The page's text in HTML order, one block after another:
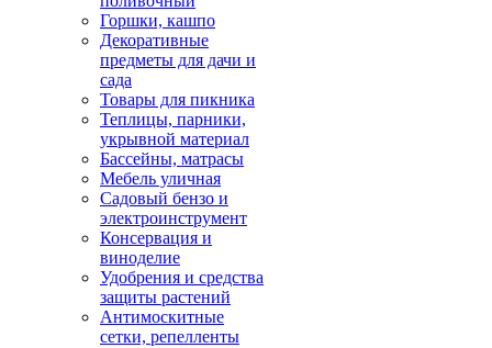
Горшки, кашпо
Декоративные
предметы для дачи и
сада
Товары для пикника
Теплицы, парники,
укрывной материал
Бассейны, матрасы
Мебель уличная
Садовый бензо и
электроинструмент
Консервация и
виноделие
Удобрения и средства
защиты растений
Антимоскитные
сетки, репелленты